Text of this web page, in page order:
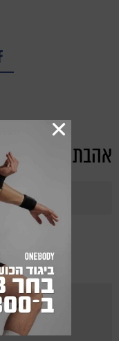
אהבת את הכתבה?
מאת